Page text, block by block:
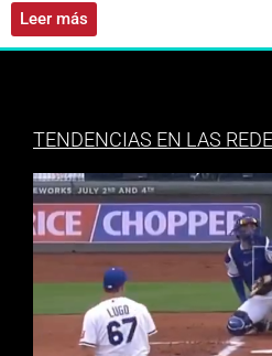
Leer más
TENDENCIAS EN LAS